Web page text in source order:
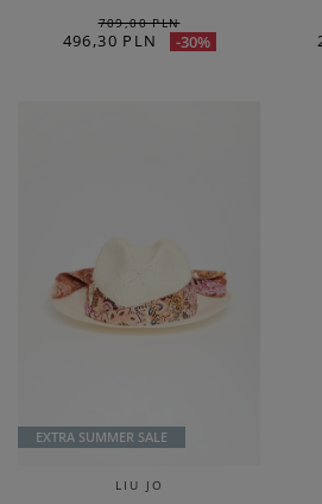
709,00 PLN
496,30 PLN -30%
EXTRA SUMMER SALE
LIU JO